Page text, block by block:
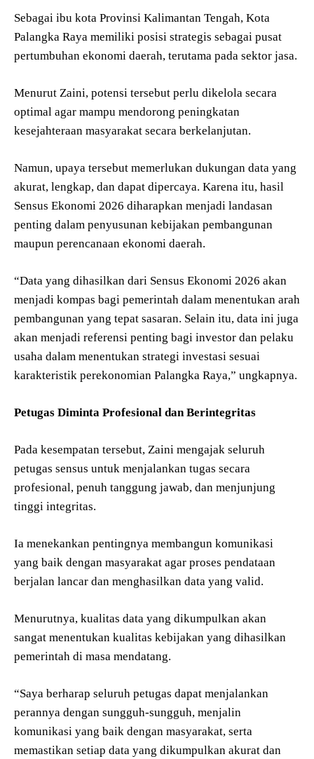
Sebagai ibu kota Provinsi Kalimantan Tengah, Kota
Palangka Raya memiliki posisi strategis sebagai pusat
pertumbuhan ekonomi daerah, terutama pada sektor jasa.
Menurut Zaini, potensi tersebut perlu dikelola secara
optimal agar mampu mendorong peningkatan
kesejahteraan masyarakat secara berkelanjutan.
Namun, upaya tersebut memerlukan dukungan data yang
akurat, lengkap, dan dapat dipercaya. Karena itu, hasil
Sensus Ekonomi 2026 diharapkan menjadi landasan
penting dalam penyusunan kebijakan pembangunan
maupun perencanaan ekonomi daerah.
“Data yang dihasilkan dari Sensus Ekonomi 2026 akan
menjadi kompas bagi pemerintah dalam menentukan arah
pembangunan yang tepat sasaran. Selain itu, data ini juga
akan menjadi referensi penting bagi investor dan pelaku
usaha dalam menentukan strategi investasi sesuai
karakteristik perekonomian Palangka Raya,” ungkapnya.
Petugas Diminta Profesional dan Berintegritas
Pada kesempatan tersebut, Zaini mengajak seluruh
petugas sensus untuk menjalankan tugas secara
profesional, penuh tanggung jawab, dan menjunjung
tinggi integritas.
Ia menekankan pentingnya membangun komunikasi
yang baik dengan masyarakat agar proses pendataan
berjalan lancar dan menghasilkan data yang valid.
Menurutnya, kualitas data yang dikumpulkan akan
sangat menentukan kualitas kebijakan yang dihasilkan
pemerintah di masa mendatang.
“Saya berharap seluruh petugas dapat menjalankan
perannya dengan sungguh-sungguh, menjalin
komunikasi yang baik dengan masyarakat, serta
memastikan setiap data yang dikumpulkan akurat dan